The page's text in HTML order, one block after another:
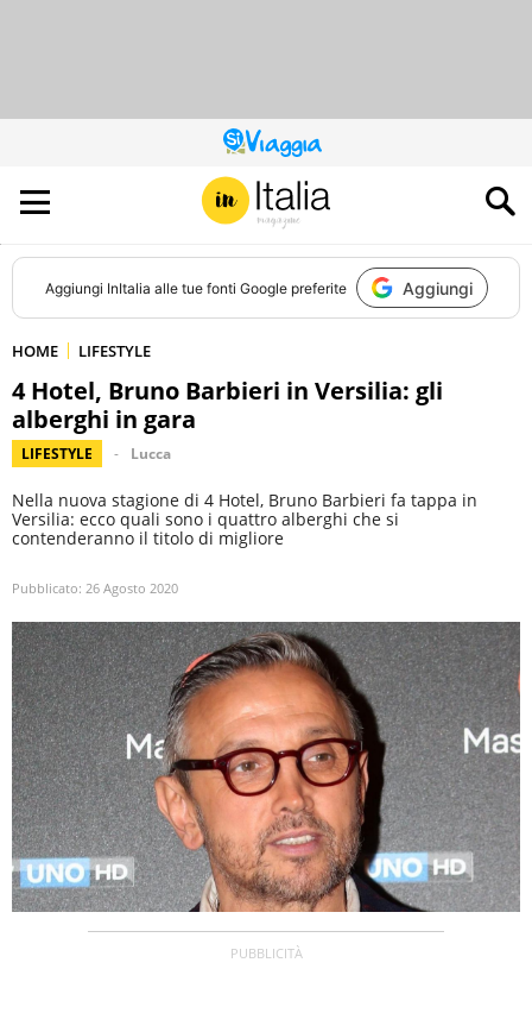
QUESTO
SITO
CONTRIBUISCE
ALL’AUDIENCE
DI
Aggiungi InItalia alle tue fonti Google preferite Aggiungi
HOME LIFESTYLE
4 Hotel, Bruno Barbieri in Versilia: gli
alberghi in gara
LIFESTYLE Lucca
Nella nuova stagione di 4 Hotel, Bruno Barbieri fa tappa in
Versilia: ecco quali sono i quattro alberghi che si
contenderanno il titolo di migliore
Pubblicato: 26 Agosto 2020